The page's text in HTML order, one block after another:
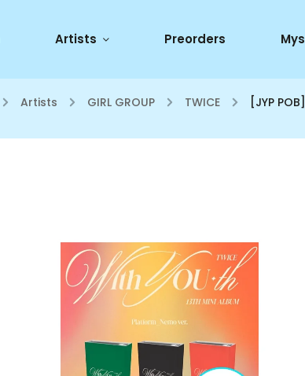
Artists Preorders
/ Artists / GIRL GROUP / TWICE / [JYP